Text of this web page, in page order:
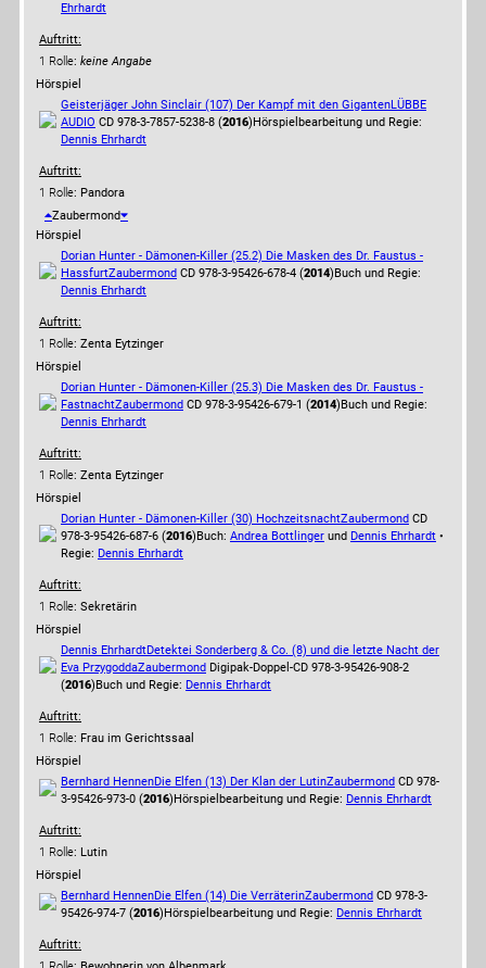
Ehrhardt
Auftritt:
1 Rolle: keine Angabe
Hörspiel
Geisterjäger John Sinclair (107) Der Kampf mit den GigantenLÜBBE
AUDIO CD 978-3-7857-5238-8 (2016) Hörspielbearbeitung und Regie:
Dennis Ehrhardt
Auftritt:
1 Rolle: Pandora
Zaubermond
Hörspiel
Dorian Hunter - Dämonen-Killer (25.2) Die Masken des Dr. Faustus -
HassfurtZaubermond CD 978-3-95426-678-4 (2014) Buch und Regie:
Dennis Ehrhardt
Auftritt:
1 Rolle: Zenta Eytzinger
Hörspiel
Dorian Hunter - Dämonen-Killer (25.3) Die Masken des Dr. Faustus -
FastnachtZaubermond CD 978-3-95426-679-1 (2014) Buch und Regie:
Dennis Ehrhardt
Auftritt:
1 Rolle: Zenta Eytzinger
Hörspiel
Dorian Hunter - Dämonen-Killer (30) HochzeitsnachtZaubermond CD
978-3-95426-687-6 (2016) Buch: Andrea Bottlinger und Dennis Ehrhardt •
Regie: Dennis Ehrhardt
Auftritt:
1 Rolle: Sekretärin
Hörspiel
Dennis EhrhardtDetektei Sonderberg & Co. (8) und die letzte Nacht der
Eva PrzygoddaZaubermond Digipak-Doppel-CD 978-3-95426-908-2
(2016) Buch und Regie: Dennis Ehrhardt
Auftritt:
1 Rolle: Frau im Gerichtssaal
Hörspiel
Bernhard HennenDie Elfen (13) Der Klan der LutinZaubermond CD 978-
3-95426-973-0 (2016) Hörspielbearbeitung und Regie: Dennis Ehrhardt
Auftritt:
1 Rolle: Lutin
Hörspiel
Bernhard HennenDie Elfen (14) Die VerräterinZaubermond CD 978-3-
95426-974-7 (2016) Hörspielbearbeitung und Regie: Dennis Ehrhardt
Auftritt: